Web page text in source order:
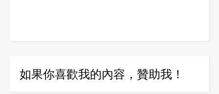
如果你喜歡我的內容，贊助我！